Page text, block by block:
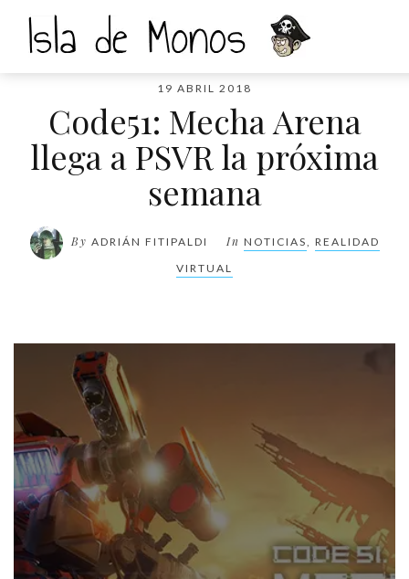
19 ABRIL 2018
Code51: Mecha Arena
llega a PSVR la próxima
semana
By ADRIÁN FITIPALDI In NOTICIAS, REALIDAD
VIRTUAL